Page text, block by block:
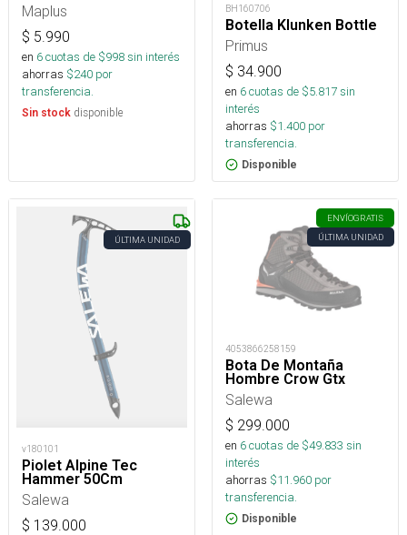
Maplus
$ 5.990
en 6cuotas de $998sin interés
ahorras $240 por
transferencia.
Sin stock disponible
BH160706
Botella Klunken Bottle
Primus
$ 34.900
en 6cuotas de $5.817sin
interés
ahorras $1.400 por
transferencia.
Disponible
ÚLTIMA UNIDAD
v180101
Piolet Alpine Tec
Hammer 50Cm
Salewa
$ 139.000
ENVÍOGRATIS
ÚLTIMA UNIDAD
4053866258159
Bota De Montaña
Hombre Crow Gtx
Salewa
$ 299.000
en 6cuotas de $49.833 sin
interés
ahorras $11.960 por
transferencia.
Disponible